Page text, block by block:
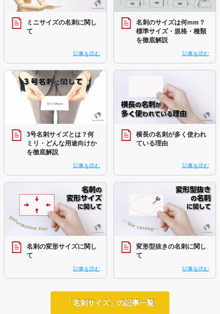
ミニサイズの名刺に関し
て
記事を読む
名刺のサイズは何mm？
標準サイズ・規格・種類
を徹底解説
記事を読む
3号名刺サイズとは？何
ミリ・どんな用途向けか
を徹底解説
記事を読む
横長の名刺が多く使われ
ている理由
記事を読む
名刺の変形サイズに関し
て
記事を読む
変形型抜きの名刺に関し
て
記事を読む
「名刺サイズ」の記事一覧